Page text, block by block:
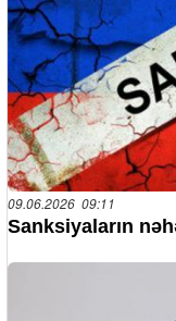
09.06.2026 09:11
Sanksiyaların